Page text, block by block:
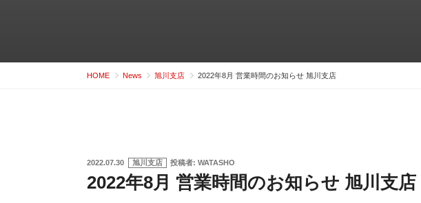
HOME News 旭川支店 2022年8月 営業時間のお知らせ 旭川支店
投
日:
2022.07.30 旭川支店 投稿者: WATASHO
2022年8月 営業時間のお知らせ 旭川支店